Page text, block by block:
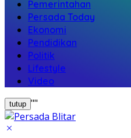
Pemerintahan
Persada Today
Ekonomi
Pendidikan
Politik
Lifestyle
Video
tutup ""